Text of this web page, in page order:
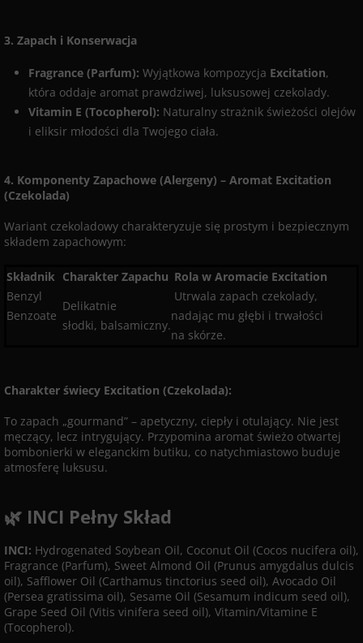
3. Zapach i Konserwacja
Fragrance (Parfum): Wyjątkowa kompozycja Excitation,
która oddaje aromat prawdziwej, luksusowej czekolady.
Vitamin E (Tocopherol): Naturalny strażnik świeżości olejów
i eliksir młodości dla Twojego ciała.
4. Komponenty Zapachowe (Alergeny) – Aromat Excitation
(Czekolada)
Wariant czekoladowy charakteryzuje się prostym i bezpiecznym
składem zapachowym:
Składnik Charakter Zapachu Rola w Aromacie Excitation
Benzyl
Benzoate
Delikatnie
słodki, balsamiczny.
Utrwala zapach czekolady,
nadając mu głębi i trwałości
na skórze.
Charakter świecy Excitation (Czekolada):
To zapach „gourmand” – apetyczny, ciepły i otulający. Nie jest
męczący, lecz intrygujący. Przypomina aromat świeżo otwartej
bombonierki w eleganckim butiku, co natychmiastowo buduje
atmosferę luksusu.
🌿 INCI Pełny Skład
INCI: Hydrogenated Soybean Oil, Coconut Oil (Cocos nucifera oil),
Fragrance (Parfum), Sweet Almond Oil (Prunus amygdalus dulcis
oil), Safflower Oil (Carthamus tinctorius seed oil), Avocado Oil
(Persea gratissima oil), Sesame Oil (Sesamum indicum seed oil),
Grape Seed Oil (Vitis vinifera seed oil), Vitamin/Vitamine E
(Tocopherol).